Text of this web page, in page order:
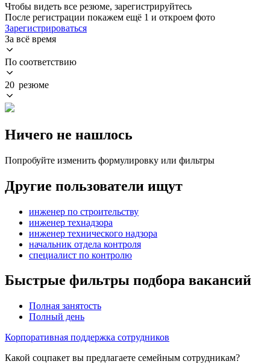
Чтобы видеть все резюме, зарегистрируйтесь
После регистрации покажем ещё 1 и откроем фото
Зарегистрироваться
За всё время
По соответствию
20 резюме
Ничего не нашлось
Попробуйте изменить формулировку или фильтры
Другие пользователи ищут
инженер по строительству
инженер технадзора
инженер технического надзора
начальник отдела контроля
специалист по контролю
Быстрые фильтры подбора вакансий
Полная занятость
Полный день
Корпоративная поддержка сотрудников
Какой соцпакет вы предлагаете семейным сотрудникам?